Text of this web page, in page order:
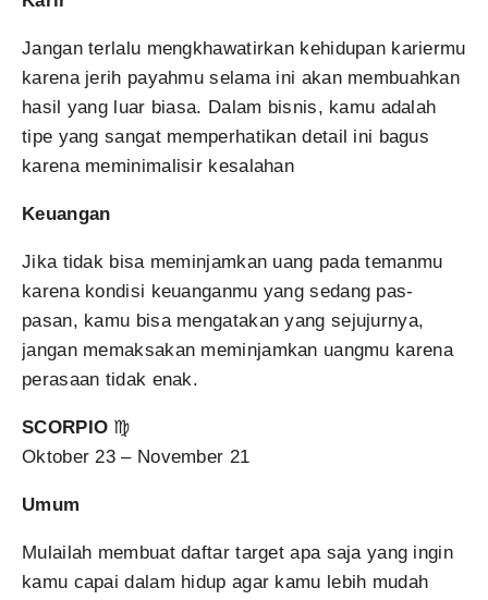
Jangan terlalu mengkhawatirkan kehidupan kariermu
karena jerih payahmu selama ini akan membuahkan
hasil yang luar biasa. Dalam bisnis, kamu adalah
tipe yang sangat memperhatikan detail ini bagus
karena meminimalisir kesalahan
Keuangan
Jika tidak bisa meminjamkan uang pada temanmu
karena kondisi keuanganmu yang sedang pas-
pasan, kamu bisa mengatakan yang sejujurnya,
jangan memaksakan meminjamkan uangmu karena
perasaan tidak enak.
SCORPIO ♍
Oktober 23 – November 21
Umum
Mulailah membuat daftar target apa saja yang ingin
kamu capai dalam hidup agar kamu lebih mudah